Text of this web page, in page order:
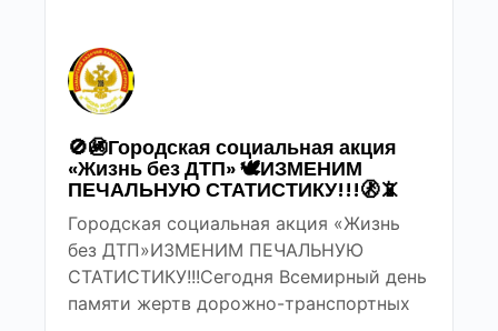
🚫🚳Городская социальная акция
«Жизнь без ДТП» 🕊ИЗМЕНИМ
ПЕЧАЛЬНУЮ СТАТИСТИКУ!!!🚷📵
Городская социальная акция «Жизнь
без ДТП»ИЗМЕНИМ ПЕЧАЛЬНУЮ
СТАТИСТИКУ!!!Сегодня Всемирный день
памяти жертв дорожно-транспортных